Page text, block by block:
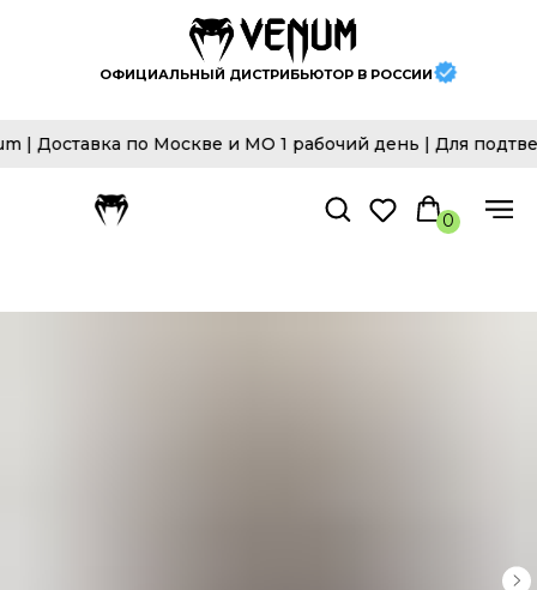
ОФИЦИАЛЬНЫЙ ДИСТРИБЬЮТОР В РОССИИ
Доставка по Москве и МО 1 рабочий день | Для
0